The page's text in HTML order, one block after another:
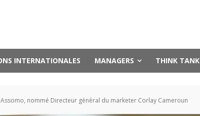
INTERNATIONALES MANAGERS THINK TANK
nommé Directeur général du marketer Corlay Cameroun